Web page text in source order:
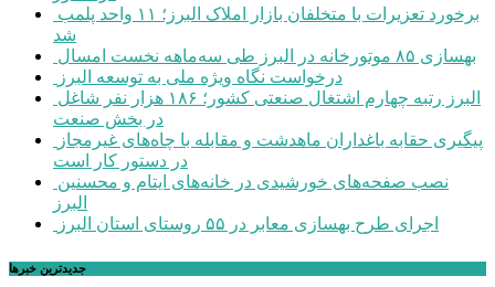
شد
بهسازی ۸۵ موتورخانه در البرز طی سه‌ماهه نخست امسال
درخواست نگاه ویژه ملی به توسعه البرز
در بخش صنعت
در دستور کار است
البرز
اجرای طرح بهسازی معابر در ۵۵ روستای استان البرز
جديدترين خبرها